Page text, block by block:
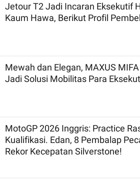
Jetour T2 Jadi Incaran Eksekutif
Kaum Hawa, Berikut Profil
Mewah dan Elegan, MAXUS
Jadi Solusi Mobilitas Para
MotoGP 2026 Inggris: Practice
Kualifikasi. Edan, 8 Pembalap
Rekor Kecepatan Silverstone!